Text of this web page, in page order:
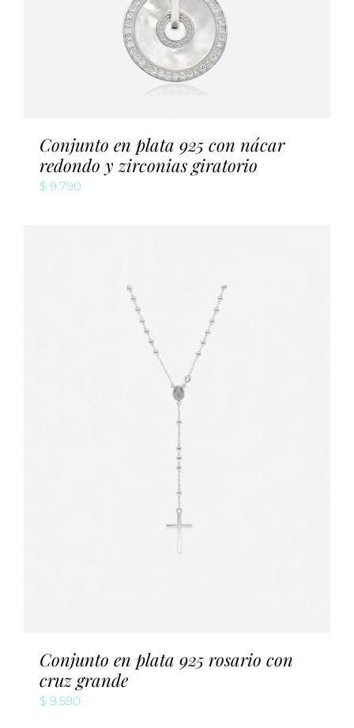
Conjunto en plata 925 con nácar
redondo y zirconias giratorio
$ 9.790
Conjunto en plata 925 rosario con
cruz grande
$ 9.590